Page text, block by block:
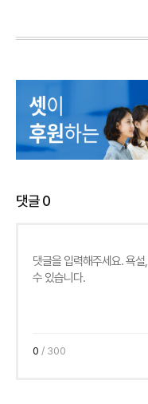
댓글0
0 / 300